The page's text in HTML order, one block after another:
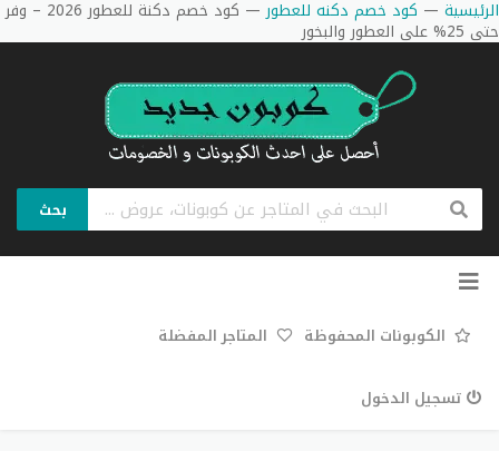
الرئيسية — كود خصم دكنه للعطور— كود خصم دكنة للعطور 2026 – وفر
حتى 25% على العطور والبخور
بحث
تخطي
الكوبونات المحفوظة المتاجر المفضلة
تسجيل الدخول